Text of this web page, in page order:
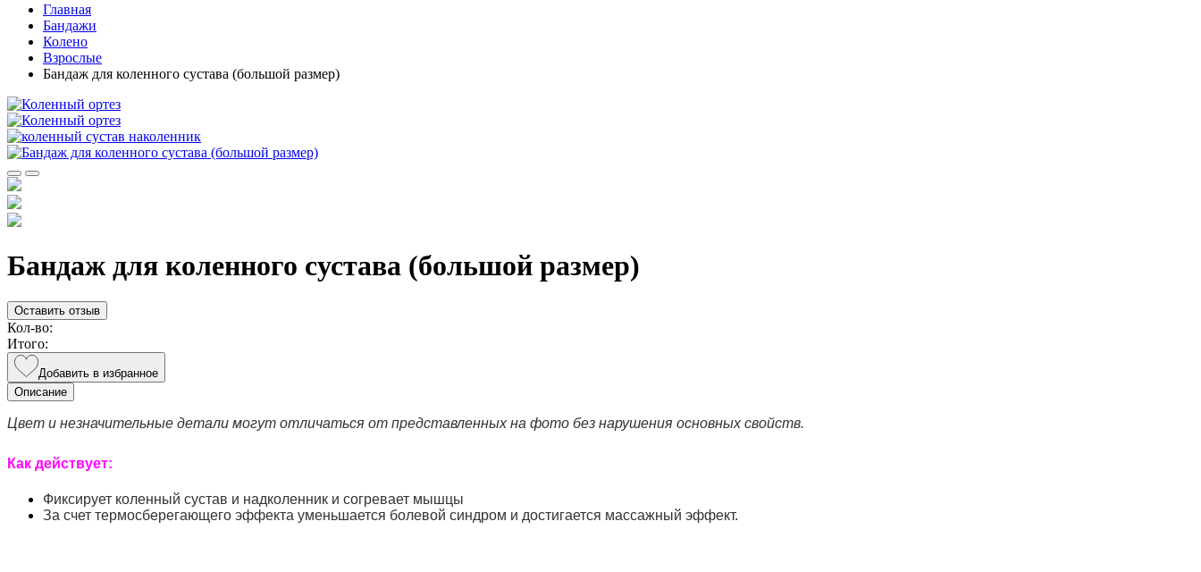
Главная
Бандажи
Колено
Взрослые
Бандаж для коленного сустава (большой размер)
Бандаж для коленного сустава (большой размер)
Оставить отзыв
Кол-во:
Итого:
Добавить в избранное
Описание
Цвет и незначительные детали могут отличаться от представленных на фото без нарушения основных свойств.
Как действует:
Фиксирует коленный сустав и надколенник и согревает мышцы
За счет термосберегающего эффекта уменьшается болевой синдром и достигается массажный эффект.